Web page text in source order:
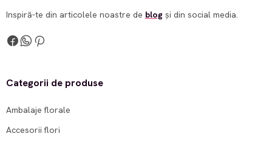
Inspiră-te din articolele noastre de blog și din social media.
Categorii de produse
Ambalaje florale
Accesorii flori